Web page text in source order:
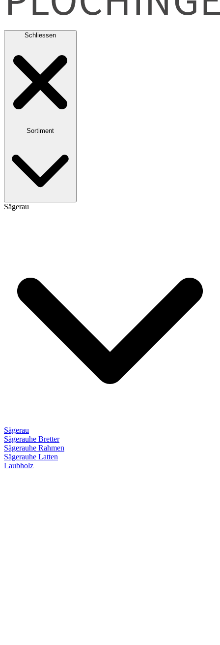
Schliessen
Sortiment
Sägerau
Sägerau
Sägerauhe Bretter
Sägerauhe Rahmen
Sägerauhe Latten
Laubholz